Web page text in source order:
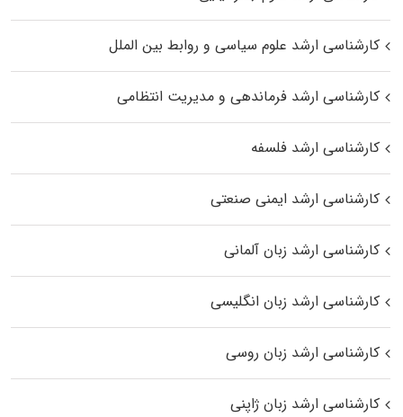
کارشناسی ارشد علوم سیاسی و روابط بین الملل
کارشناسی ارشد فرماندهی و مدیریت انتظامی
کارشناسی ارشد فلسفه
کارشناسی ارشد ایمنی صنعتی
کارشناسی ارشد زبان آلمانی
کارشناسی ارشد زبان انگلیسی
کارشناسی ارشد زبان روسی
کارشناسی ارشد زبان ژاپنی